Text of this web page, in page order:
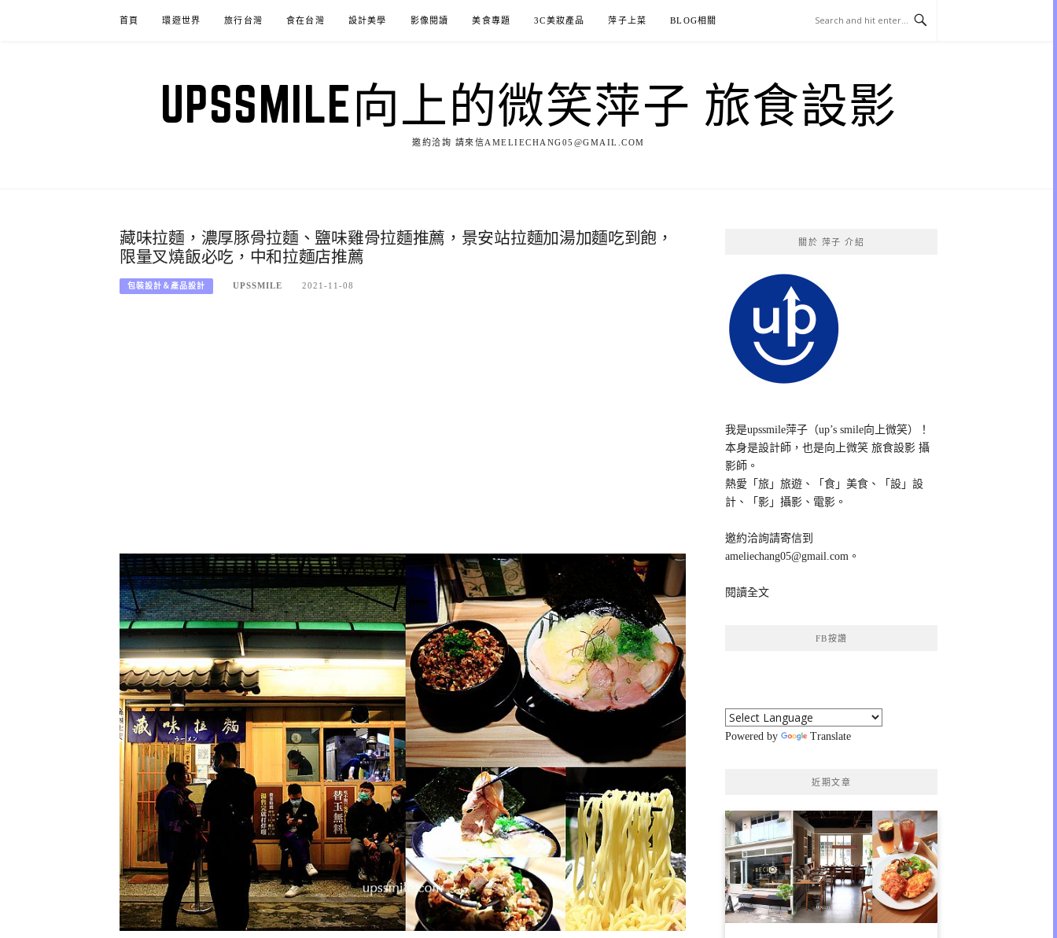
首頁 環遊世界 旅行台灣 食在台灣 設計美學 影像閱讀 美食專題 3C美妝產品 萍子上菜 BLOG相關
UPSSMILE向上的微笑萍子 旅食設影
邀約洽詢 請來信AMELIECHANG05@GMAIL.COM
藏味拉麵，濃厚豚骨拉麵、鹽味雞骨拉麵推薦，景安站拉麵加湯加麵吃到飽，
限量叉燒飯必吃，中和拉麵店推薦
包裝設計＆產品設計 UPSSMILE 2021-11-08
關於 萍子 介紹
我是upssmile萍子（up’s smile向上微笑）！
本身是設計師，也是向上微笑 旅食設影 攝
影師。
熱愛「旅」旅遊、「食」美食、「設」設
計、「影」攝影、電影。
邀約洽詢請寄信到
ameliechang05@gmail.com。
閱讀全文
FB按讚
Powered by Translate
近期文章